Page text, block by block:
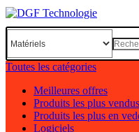
Toutes les catégories
Meilleures offres
Produits les plus vendus
Produits les plus en
Logiciels